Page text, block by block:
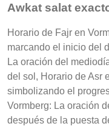
Awkat salat
Horario de Fajr en
marcando el inicio del
La oración del
del sol, Horario de Asr
simbolizando el
Vormberg: La oración
después de la puesta